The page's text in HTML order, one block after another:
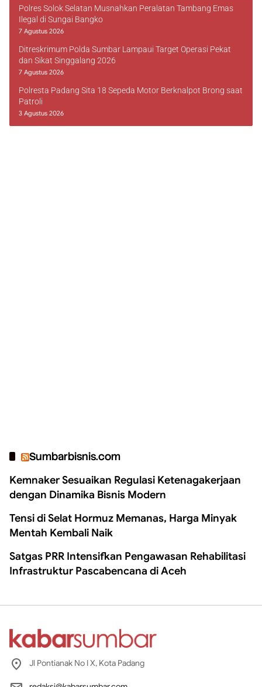
Polres Solok Selatan Musnahkan Peralatan Tambang Emas
Ilegal di Sungai Bangko
7 Agustus 2026
Ditreskrimum Polda Sumbar Lampaui Target Operasi Pekat
dan Sikat Singgalang 2026
7 Agustus 2026
Polresta Padang Sita 18 Sepeda Motor Berknalpot Brong saat
Patroli
3 Agustus 2026
Sumbarbisnis.com
Kemnaker Sesuaikan Regulasi Ketenagakerjaan
dengan Dinamika Bisnis Modern
Tensi di Selat Hormuz Memanas, Harga Minyak
Mentah Kembali Naik
Satgas PRR Intensifkan Pengawasan Rehabilitasi
Infrastruktur Pascabencana di Aceh
Jl Pontianak No I X, Kota Padang